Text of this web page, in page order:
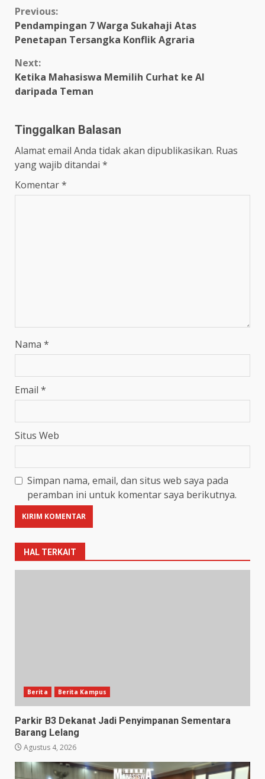
Previous:
Pendampingan 7 Warga Sukahaji Atas
Penetapan Tersangka Konflik Agraria
Next:
Ketika Mahasiswa Memilih Curhat ke AI
daripada Teman
Tinggalkan Balasan
Alamat email Anda tidak akan dipublikasikan. Ruas
yang wajib ditandai *
Komentar*
Nama *
Email *
Situs Web
Simpan nama, email, dan situs web saya pada
peramban ini untuk komentar saya berikutnya.
HAL TERKAIT
Berita Berita Kampus
Parkir B3 Dekanat Jadi Penyimpanan Sementara
Barang Lelang
Agustus 4, 2026